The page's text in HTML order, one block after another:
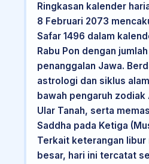
Ringkasan kalender
8 Februari 2073
Safar 1496 dalam
Rabu Pon dengan
penanggalan Jawa.
astrologi dan siklus
bawah pengaruh
Ular Tanah, serta
Saddha pada Ketiga
Terkait keterangan libur
besar, hari ini tercatat